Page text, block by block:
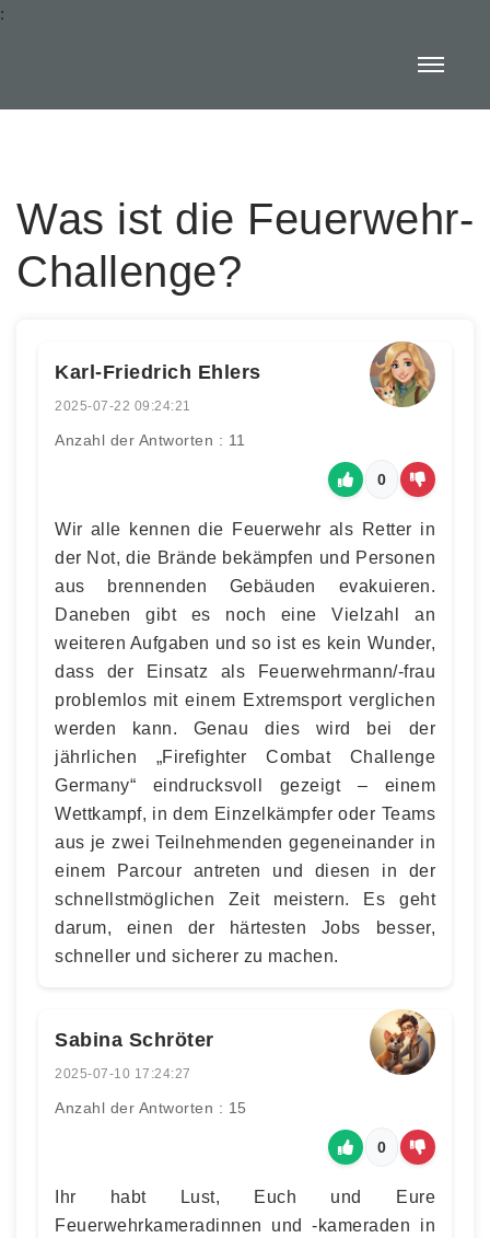
:
Was ist die Feuerwehr-
Challenge?
Karl-Friedrich Ehlers
2025-07-22 09:24:21
Anzahl der Antworten : 11
0
Wir alle kennen die Feuerwehr als Retter in
der Not, die Brände bekämpfen und Personen
aus brennenden Gebäuden evakuieren.
Daneben gibt es noch eine Vielzahl an
weiteren Aufgaben und so ist es kein Wunder,
dass der Einsatz als Feuerwehrmann/-frau
problemlos mit einem Extremsport verglichen
werden kann. Genau dies wird bei der
jährlichen „Firefighter Combat Challenge
Germany“ eindrucksvoll gezeigt – einem
Wettkampf, in dem Einzelkämpfer oder Teams
aus je zwei Teilnehmenden gegeneinander in
einem Parcour antreten und diesen in der
schnellstmöglichen Zeit meistern. Es geht
darum, einen der härtesten Jobs besser,
schneller und sicherer zu machen.
Sabina Schröter
2025-07-10 17:24:27
Anzahl der Antworten : 15
0
Ihr habt Lust, Euch und Eure
Feuerwehrkameradinnen und -kameraden in